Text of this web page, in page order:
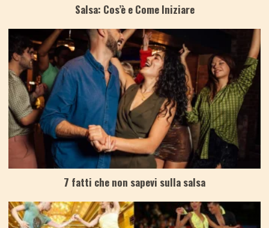
Salsa: Cos’è e Come Iniziare
7 fatti che non sapevi sulla salsa